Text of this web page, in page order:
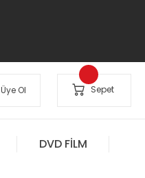
Üye Ol Sepet
DVD FİLM